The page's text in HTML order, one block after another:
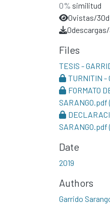
0% similitud
0vistas/30d
0
Files
TESIS -
TURNITIN -
FORMATO
SARANGO.pdf
SARANGO.pdf
Date
2019
Authors
Garrido